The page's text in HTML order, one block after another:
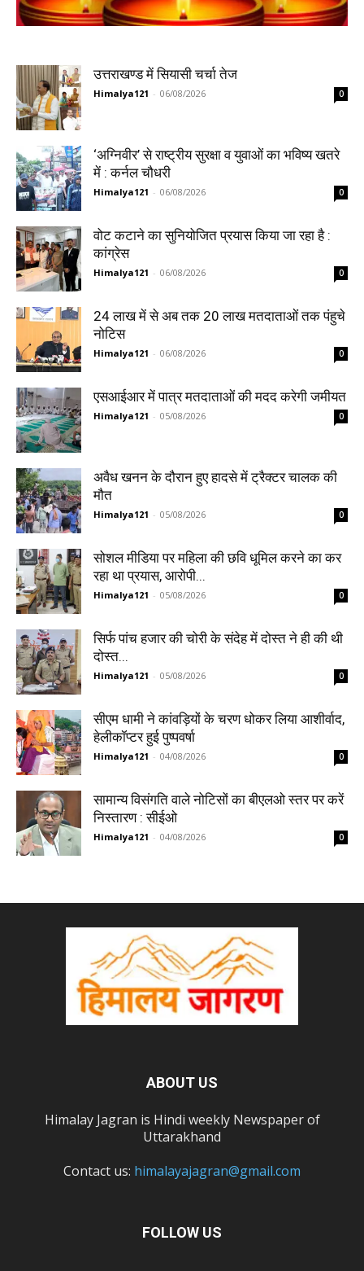
उत्तराखण्ड में सियासी चर्चा तेज
Himalya121 - 06/08/2026 0
‘अग्निवीर’ से राष्ट्रीय सुरक्षा व युवाओं का भविष्य खतरे
में : कर्नल चौधरी
Himalya121 - 06/08/2026 0
वोट कटाने का सुनियोजित प्रयास किया जा रहा है :
कांग्रेस
Himalya121 - 06/08/2026 0
24 लाख में से अब तक 20 लाख मतदाताओं तक पंहुचे
नोटिस
Himalya121 - 06/08/2026 0
एसआईआर में पात्र मतदाताओं की मदद करेगी जमीयत
Himalya121 - 05/08/2026 0
अवैध खनन के दौरान हुए हादसे में ट्रैक्टर चालक की
मौत
Himalya121 - 05/08/2026 0
सोशल मीडिया पर महिला की छवि धूमिल करने का कर
रहा था प्रयास, आरोपी...
Himalya121 - 05/08/2026 0
सिर्फ पांच हजार की चोरी के संदेह में दोस्त ने ही की थी
दोस्त...
Himalya121 - 05/08/2026 0
सीएम धामी ने कांवड़ियों के चरण धोकर लिया आशीर्वाद,
हेलीकॉप्टर हुई पुष्पवर्षा
Himalya121 - 04/08/2026 0
सामान्य विसंगति वाले नोटिसों का बीएलओ स्तर पर करें
निस्तारण : सीईओ
Himalya121 - 04/08/2026 0
ABOUT US
Himalay Jagran is Hindi weekly Newspaper of
Uttarakhand
Contact us: himalayajagran@gmail.com
FOLLOW US